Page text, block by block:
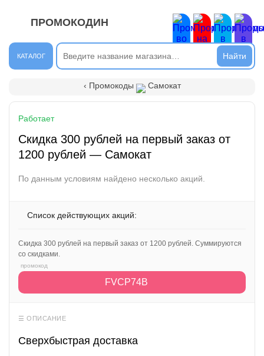
ПРОМОКОДИН
КАТАЛОГ
‹ Промокоды Самокат
Работает
Скидка 300 рублей на первый заказ от
1200 рублей — Самокат
По данным условиям найдено несколько акций.
Список действующих акций:
Скидка 300 рублей на первый заказ от 1200 рублей. Суммируются
со скидками.
FVCP74B
Сверхбыстрая доставка
Новые сообщения ЗАКРЫТЬ
Подписывайтесь на нашу группу во ВКонтакте. Там вы
Открыть полностью
Подпишись на наш ТГ-канал и получай свежие акции и
промокоды каждый день!
Напиши комментарий и получи 50 рублей. Уже есть те,
кто пополнили баланс своего мобильного телефона.
от 1000 рублей за одно видел.